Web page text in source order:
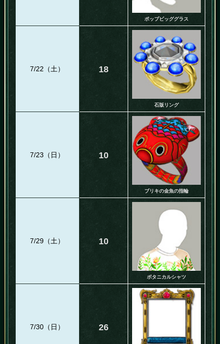
ポップビッググラス
7/22（土） 18
石版リング
7/23（日） 10
ブリキの金魚の指輪
7/29（土） 10
ボタニカルシャツ
7/30（日） 26